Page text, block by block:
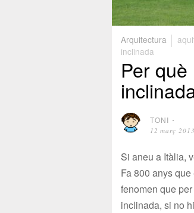
Arquitectura
inclinada
Per
TONI ⋅
12 març 2013
Si aneu a Itàlia,
Fa 800 anys
fenomen que
inclinada, si no